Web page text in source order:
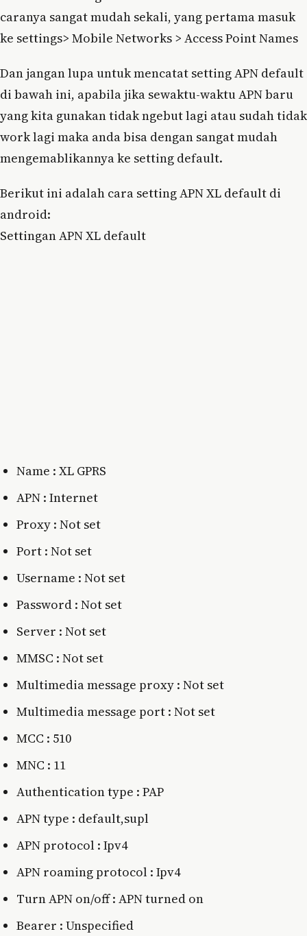
caranya sangat mudah sekali, yang pertama masuk
ke settings> Mobile Networks > Access Point Names
Dan jangan lupa untuk mencatat setting APN default
di bawah ini, apabila jika sewaktu-waktu APN baru
yang kita gunakan tidak ngebut lagi atau sudah tidak
work lagi maka anda bisa dengan sangat mudah
mengemablikannya ke setting default.
Berikut ini adalah cara setting APN XL default di
android:
Settingan APN XL default
Name : XL GPRS
APN : Internet
Proxy : Not set
Port : Not set
Username : Not set
Password : Not set
Server : Not set
MMSC : Not set
Multimedia message proxy : Not set
Multimedia message port : Not set
MCC : 510
MNC : 11
Authentication type : PAP
APN type : default,supl
APN protocol : Ipv4
APN roaming protocol : Ipv4
Turn APN on/off : APN turned on
Bearer : Unspecified